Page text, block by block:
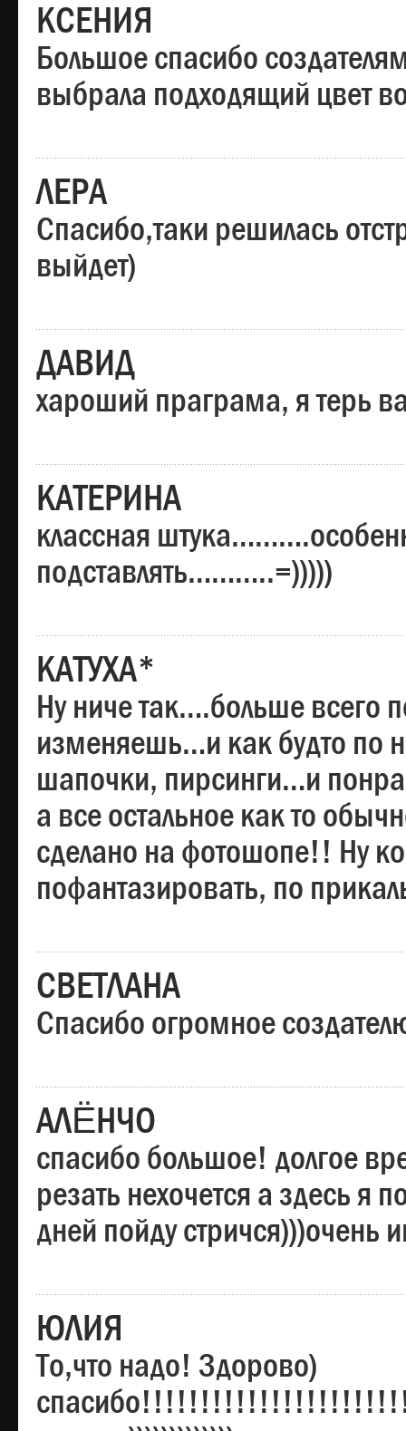
КСЕНИЯ
Большое спасибо
выбрала подходящий цвет
ЛЕРА
Спасибо,таки решилась
выйдет)
ДАВИД
хароший праграма, я терь
КАТЕРИНА
классная
подставлять………..=)))))
КАТУХА*
Ну ниче так….больше всего
изменяешь…и как будто по
шапочки, пирсинги…и
а все остальное как то
сделано на фотошопе!! Ну
пофантазировать, по
СВЕТЛАНА
Спасибо огромное
АЛЁНЧО
спасибо большое! долгое
резать нехочется а здесь я
дней пойду стричся)))очень
ЮЛИЯ
То,что надо! Здорово)